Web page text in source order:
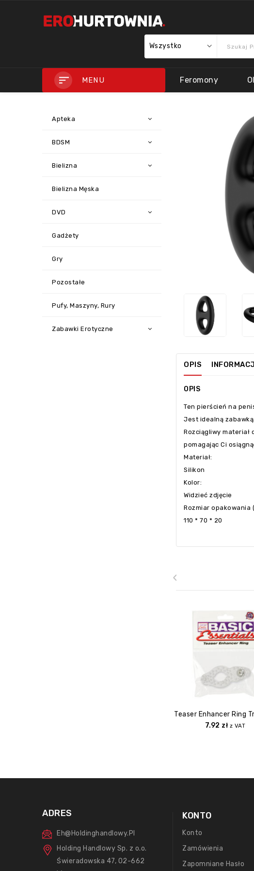
Wszystko
MENU Feromony
Apteka
BDSM
Bielizna
Bielizna Męska
DVD
Gadżety
Gry
Pozostałe
Pufy, Maszyny, Rury
Zabawki Erotyczne
OPIS
OPIS
Ten pierścień na
Jest idealną
Rozciągliwy materiał
pomagając Ci
Materiał:
Silikon
Kolor:
Widzieć zdjęcie
Rozmiar opakowania
110 * 70 * 20
7.92 zł z VAT
‹
ADRES
Eh@holdinghandlowy.pl
Holding Handlowy Sp. z o.o.
Świeradowska 47, 02-662
KONTO
Konto
Zamówienia
Zapomniane Hasło